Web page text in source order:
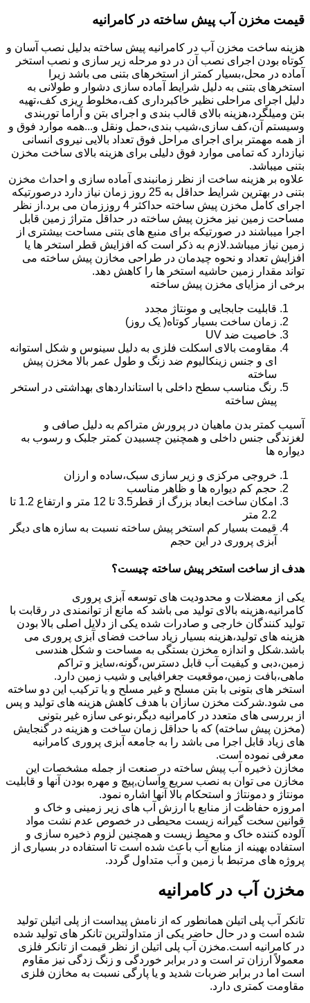
قیمت مخزن آب پیش ساخته در کامرانیه
هزینه ساخت مخزن آب در کامرانیه پیش ساخته بدلیل نصب آسان و
کوتاه بودن اجرای نصب آن در دو مرحله زیر سازی و نصب استخر
آماده در محل،بسیار کمتر از استخرهای بتنی می باشد زیرا
استخرهای بتنی به دلیل شرایط آماده سازی دشوار و طولانی به
دلیل اجرای مراحلی نظیر خاکبرداری کف،مخلوط ریزی کف،تهیه
بتن ومیلگرد،هزینه بالای قالب بندی و اجرای بتن و آراما توربندی
وسیستم آن،کف سازی،شیب بندی،حمل ونقل و...همه موارد فوق و
از همه مهمتر برای اجرای مراحل فوق تعداد بالایی نیروی انسانی
نیازدارد که تمامی موارد فوق دلیلی برای هزینه بالای ساخت مخزن
بتنی میباشد.
علاوه بر هزینه ساخت از نظر زمانبندی آماده سازی و احداث مخزن
بتنی در بهترین شرایط حداقل به 25 روز زمان نیاز دارد درصورتیکه
اجرای کامل مخزن پیش ساخته حداکثر 4 روززمان می برد.از نظر
مساحت زمین نیز مخزن پیش ساخته در حداقل متراژ زمین قابل
اجرا میباشند در صورتیکه برای منبع های بتنی مساحت بیشتری از
زمین نیاز میباشد.لازم به ذکر است که افزایش قطر استخر ها یا
افزایش تعداد و نحوه چیدمان در طراحی مخازن پیش ساخته می
تواند مقدار زمین حاشیه استخر ها را کاهش دهد.
برخی از مزایای مخزن پیش ساخته
قابلیت جابجایی و مونتاژ مجدد
زمان ساخت بسیار کوتاه( یک روز)
خاصیت ضد UV
مقاومت بالای اسکلت فلزی به دلیل سینوس و شکل استوانه
ای و جنس زینکالیوم ضد زنگ و طول عمر بالا مخزن پیش
ساخته
رنگ مناسب سطح داخلی با استانداردهای بهداشتی در استخر
پیش ساخته
آسیب کمتر بدن ماهیان در پرورش متراکم به دلیل صافی و
لغزندگی جنس داخلی و همچنین چسبیدن کمتر جلبک و رسوب به
دیواره ها
خروجی مرکزی و زیر سازی سبک،ساده و ارزان
حجم کم دیواره ها و ظاهر مناسب
امکان ساخت ابعاد بزرگ از قطر3.5 تا 12 متر و ارتفاع 1.2 تا
2.2 متر
قیمت بسیار کم استخر پیش ساخته نسبت به سازه های دیگر
آبزی پروری در این حجم
هدف از ساخت استخر پیش ساخته چیست؟
یکی از معضلات و محدودیت های توسعه آبزی پروری
کامرانیه،هزینه بالای تولید می باشد که مانع از توانمندی در رقابت با
تولید کنندگان خارجی و صادرات شده یکی از دلایل اصلی بالا بودن
هزینه های تولید،هزینه بسیار زیاد ساخت فضای آبزی پروری می
باشد.شکل و اندازه مخزن بستگی به مساحت و شکل هندسی
زمین،دبی و کیفیت آب قابل دسترس،گونه،سایز و تراکم
ماهی،بافت زمین،موقعیت جغرافیایی و شیب زمین دارد.
استخر های بتونی با بتن مسلح و غیر مسلح و یا ترکیب این دو ساخته
می شود.شرکت مخزن سازان با هدف کاهش هزینه های تولید و پس
از بررسی های متعدد در کامرانیه دیگر،نوعی سازه غیر بتونی
(مخزن پیش ساخته) که با حداقل زمان ساخت و هزینه در گنجایش
های زیاد قابل اجرا می باشد را به جامعه آبزی پروری کامرانیه
معرفی نموده است.
مخازن ذخیره آب پیش ساخته در صنعت از جمله مشخصات این
مخازن می توان به نصب سریع وآسان,پیچ و مهره بودن آنها و قابلیت
مونتاژ و دمونتاژ و استحکام بالا آنها اشاره نمود.
امروزه حفاظت از منابع با ارزش آب های زیر زمینی و خاک و
قوانین سخت گیرانه زیست محیطی در خصوص عدم نشت مواد
آلوده کننده خاک و محیط زیست و همچنین لزوم ذخیره سازی و
استفاده بهینه از منابع آب باعث شده است تا استفاده در بسیاری از
پروژه های مرتبط با زمین و آب متداول گردد.
مخزن آب در کامرانیه
تانکر آب پلی اتیلن همانطور که از نامش پیداست از پلی اتیلن تولید
شده است و در حال حاضر یکی از متداولترین تانکر های تولید شده
در کامرانیه است.مخزن آب پلی اتیلن از نظر قیمت از تانکر فلزی
معمولاً ارزان تر است و در برابر خوردگی و زنگ زدگی نیز مقاوم
است اما در برابر ضربات شدید و یا پارگی نسبت به مخازن فلزی
مقاومت کمتری دارد.